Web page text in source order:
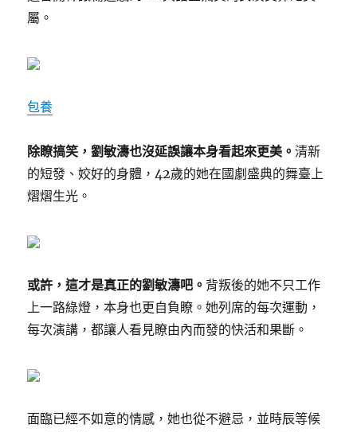
屬。
包養
除瞭搞笑，劉敏濤也沒延誤讓本身看起來更美。清新
的短發、姣好的身體，42歲的她在國劇盛典的舞臺上
熠熠生光。
或許，這才是真正的劉敏濤吧。 背叛後的她不只工作
上一路綠燈，本身也更自負瞭。她列席的每次運動，
每次演講，都讓人看見瞭由內而發的快活和果斷。
面臨已經不如意的情感，她也從不避忌，並時辰等候